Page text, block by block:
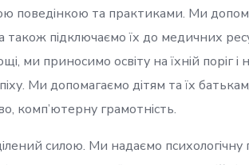
поведінкою та практиками. Ми
а також підключаємо їх до медичних
ми приносимо освіту на їхній поріг
Ми допомагаємо дітям та їх
комп’ютерну грамотність.
силою. Ми надаємо психологічну